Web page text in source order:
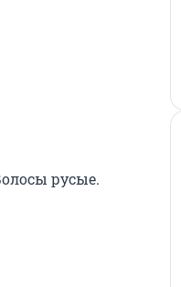
русые.